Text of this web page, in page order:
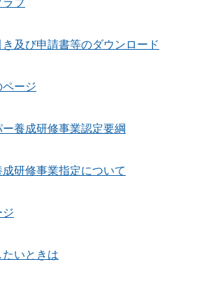
ブ
及び申請書等のダウンロード
ージ
養成研修事業認定要綱
研修事業指定について
ジ
いときは